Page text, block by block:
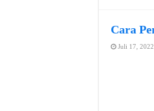
Cara
Juli 17, 2022